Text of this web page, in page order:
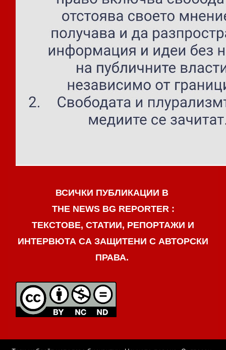
ВСИЧКИ ПУБЛИКАЦИИ В
THE NEWS BG REPORTER :
ТЕКСТОВЕ, СТАТИИ, РЕПОРТАЖИ И
ИНТЕРВЮТА СА ЗАЩИТЕНИ С АВТОРСКИ
ПРАВА.